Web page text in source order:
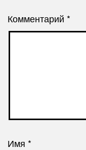
Комментарий *
Имя *